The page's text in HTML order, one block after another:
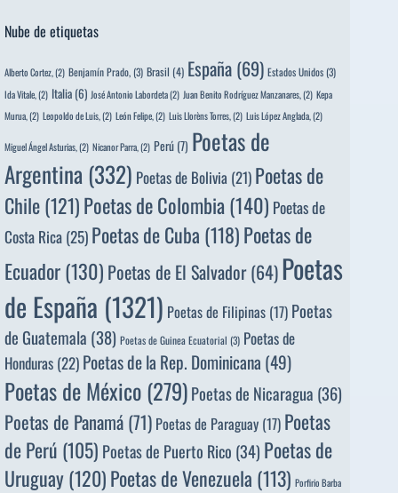
Nube de etiquetas
Alberto Cortez, (2) Benjamín Prado,(3) Brasil (4) España (69) Estados Unidos(3)
Ida Vitale, (2) Italia (6) José Antonio Labordeta(2) Juan Benito Rodríguez Manzanares, (2) Kepa
Murua, (2) Leopoldo de Luis, (2) León Felipe, (2) Luis Llorèns Torres, (2) Luis López Anglada, (2)
Miguel Ángel Asturias, (2) Nicanor Parra, (2) Perú (7) Poetas de
Argentina (332) Poetas de Bolivia (21) Poetas de
Chile(121)Poetas de Colombia(140) Poetas de
Costa Rica(25)Poetas de Cuba (118)Poetas de
Ecuador(130) Poetas de El Salvador(64)Poetas
de España (1321) Poetas de Filipinas (17) Poetas
de Guatemala (38) Poetas de Guinea Ecuatorial (3) Poetas de
Honduras (22) Poetas de la Rep. Dominicana (49)
Poetas de México(279)Poetas de Nicaragua (36)
Poetas de Panamá (71) Poetas de Paraguay (17) Poetas
de Perú (105) Poetas de Puerto Rico (34) Poetas de
Uruguay(120)Poetas de Venezuela (113) Porfirio Barba